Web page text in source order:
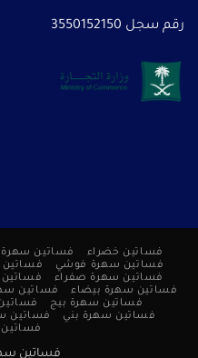
رقم سجل 3550152150
فساتين خضراء فساتين سهرة
فساتين سهرة فوشي
فساتين سهرة صفراء
فساتين سهرة بيضاء
فساتين
فساتين سهرة بيج
فساتين سهرة بني
فساتين
فساتين